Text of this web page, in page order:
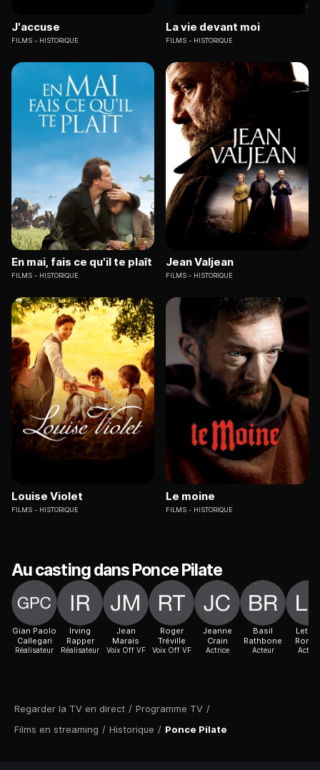
Regarder la TV en direct / Programme TV /
Films en streaming / Historique / Ponce Pilate
J'accuse
FILMS HISTORIQUE
La vie devant moi
FILMS HISTORIQUE
En mai, fais ce qu'il te plaît
FILMS HISTORIQUE
Jean Valjean
FILMS HISTORIQUE
Louise Violet
FILMS HISTORIQUE
Le moine
FILMS HISTORIQUE
Au casting dans Ponce Pilate
Gian Paolo
Callegari
Réalisateur
Irving
Rapper
Réalisateur
Jean
Marais
Voix Off VF
Roger
Tréville
Voix Off VF
Jeanne
Crain
Actrice
Basil
Rathbone
Acteur Acteur